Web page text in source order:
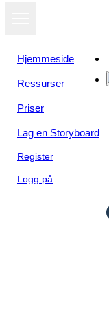
Hjemmeside
Ressurser
Priser
Lag en Storyboard
Register
Logg på